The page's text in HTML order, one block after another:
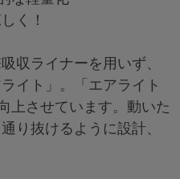
く！
収ライナーを用いず、
イト」。「エアライト
上させています。動いた
り抜けるように設計、